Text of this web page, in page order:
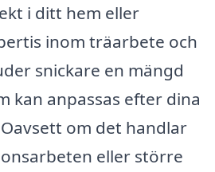
i ditt hem eller
inom träarbete och
snickare en mängd
kan anpassas efter dina
om det handlar
eller större